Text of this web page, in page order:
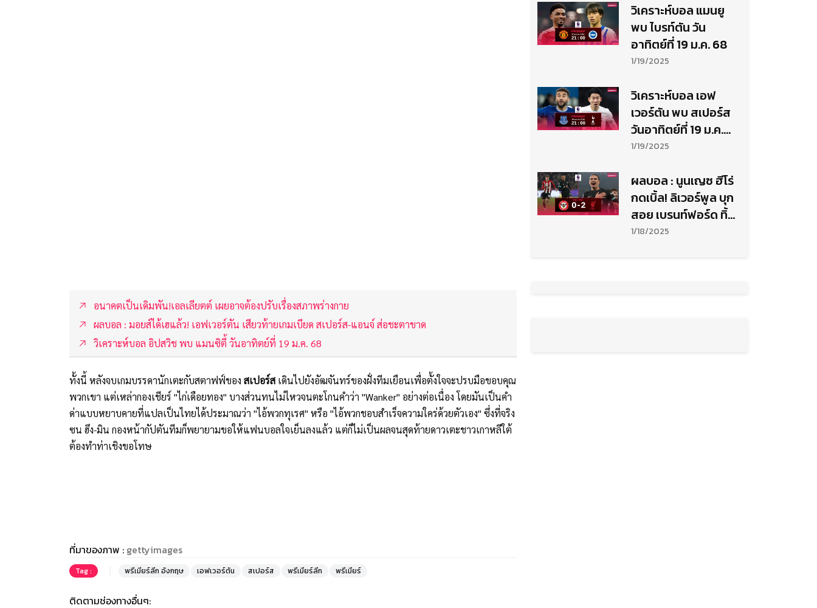
อนาคตเป็นเดิมพัน!เอลเลียตต์ เผยอาจต้องปรับเรื่องสภาพร่างกาย
ผลบอล : มอยส์ได้เฮแล้ว! เอฟเวอร์ตัน เสียวท้ายเกมเบียด สเปอร์ส-แอนจ์ ส่อชะตาขาด
วิเคราะห์บอล อิปสวิช พบ แมนซิตี้ วันอาทิตย์ที่ 19 ม.ค. 68
ทั้งนี้ หลังจบเกมบรรดานักเตะกับสตาฟฟ์ของ สเปอร์ส เดินไปยังอัฒจันทร์ของฝั่งทีมเยือนเพื่อตั้งใจจะปรบมือขอบคุณ
พวกเขา แต่เหล่ากองเชียร์ "ไก่เดือยทอง" บางส่วนทนไม่ไหวจนตะโกนคำว่า "Wanker" อย่างต่อเนื่อง โดยมันเป็นคำ
ด่าแบบหยาบคายที่แปลเป็นไทยได้ประมาณว่า "ไอ้พวกทุเรศ" หรือ "ไอ้พวกชอบสำเร็จความใคร่ด้วยตัวเอง" ซึ่งที่จริง
ซน ฮึง-มิน กองหน้ากัปตันทีมก็พยายามขอให้แฟนบอลใจเย็นลงแล้ว แต่ก็ไม่เป็นผลจนสุดท้ายดาวเตะชาวเกาหลีใต้
ต้องทำท่าเชิงขอโทษ
ที่มาของภาพ : gettyimages
Tag : พรีเมียร์ลีก อังกฤษ เอฟเวอร์ตัน สเปอร์ส พรีเมียร์ลีก พรีเมียร์
ติดตามช่องทางอื่นๆ:
วิเคราะห์บอล แมนยู
พบ ไบรท์ตัน วัน
อาทิตย์ที่ 19 ม.ค. 68
1/19/2025
วิเคราะห์บอล เอฟ
เวอร์ตัน พบ สเปอร์ส
วันอาทิตย์ที่ 19 ม.ค.
68
1/19/2025
ผลบอล : นูนเญซ ฮีโร่
กดเบิ้ล! ลิเวอร์พูล บุก
สอย เบรนท์ฟอร์ด ทิ้ง
ปืน7แต้ม
1/18/2025